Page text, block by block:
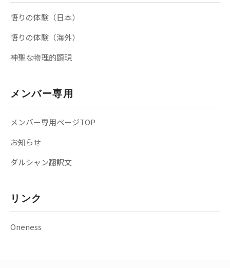
悟りの体験（日本）
悟りの体験（海外）
神聖な物理的顕現
メンバー専用
メンバー専用ページTOP
お知らせ
ダルシャン翻訳文
リンク
Oneness